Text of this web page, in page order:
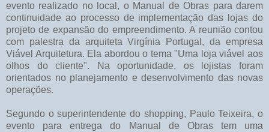
evento realizado no local, o Manual de Obras para darem
continuidade ao processo de implementação das lojas do
projeto de expansão do empreendimento. A reunião contou
com palestra da arquiteta Virgínia Portugal, da empresa
Viável Arquitetura. Ela abordou o tema "Uma loja viável aos
olhos do cliente". Na oportunidade, os lojistas foram
orientados no planejamento e desenvolvimento das novas
operações.
Segundo o superintendente do shopping, Paulo Teixeira, o
evento para entrega do Manual de Obras tem uma